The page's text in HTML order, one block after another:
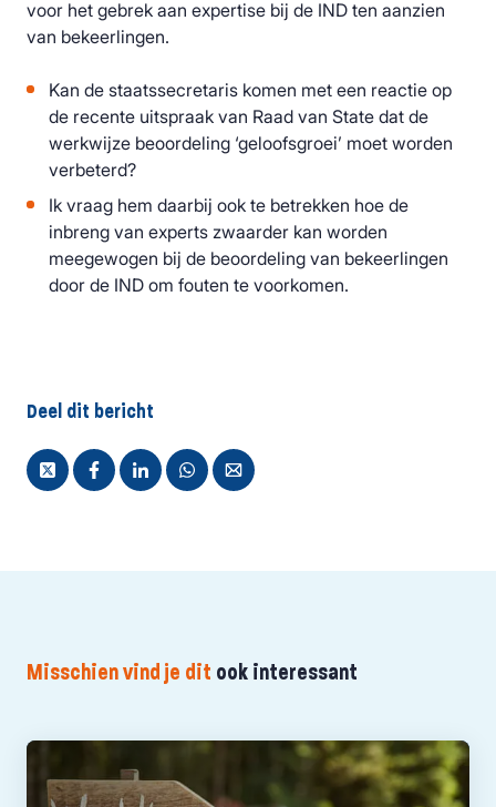
voor het gebrek aan expertise bij de IND ten aanzien
van bekeerlingen.
Kan de staatssecretaris komen met een reactie op
de recente uitspraak van Raad van State dat de
werkwijze beoordeling ‘geloofsgroei’ moet worden
verbeterd?
Ik vraag hem daarbij ook te betrekken hoe de
inbreng van experts zwaarder kan worden
meegewogen bij de beoordeling van bekeerlingen
door de IND om fouten te voorkomen.
Deel dit bericht
Misschien vind je dit ook interessant